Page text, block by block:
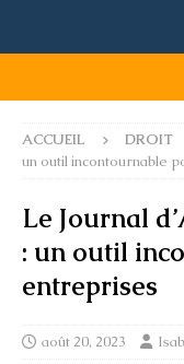
ACCUEIL DROIT
un outil incontournable
Le Journal
: un outil
entreprises
août 20, 2023